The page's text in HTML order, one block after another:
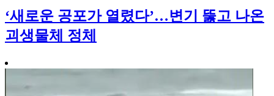
‘새로운 공포가 열렸다’…변기 뚫고 나온
괴생물체 정체